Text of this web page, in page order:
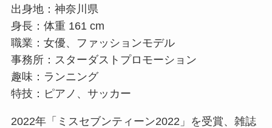
出身地：神奈川県
身長：体重 161 cm
職業：女優、ファッションモデル
事務所：スターダストプロモーション
趣味：ランニング
特技：ピアノ、サッカー
2022年「ミスセブンティーン2022」を受賞、雑誌